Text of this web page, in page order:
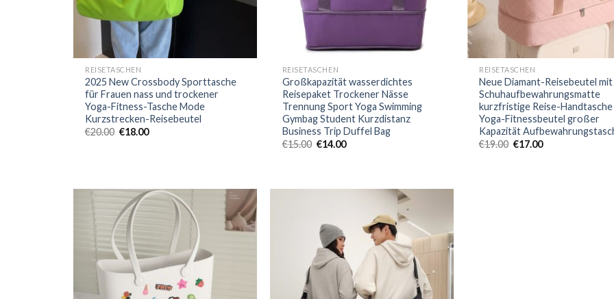
REISETASCHEN
2025 New Crossbody Sporttasche
für Frauen nass und trockener
Yoga-Fitness-Tasche Mode
Kurzstrecken-Reisebeutel
€20.00 €18.00
REISETASCHEN
Großkapazität wasserdichtes
Reisepaket Trockener Nässe
Trennung Sport Yoga Swimming
Gymbag Student Kurzdistanz
Business Trip Duffel Bag
€15.00 €14.00
REISETASCHEN
Neue Diamant-Reisebeutel mit
Schuhaufbewahrungsmatte
kurzfristige Reise-Handtasche
Yoga-Fitnessbeutel großer
Kapazität
€19.00 €17.00